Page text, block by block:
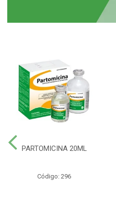
PARTOMICINA 20ML
Código: 296